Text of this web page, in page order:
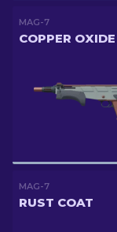
MAG-7
COPPER OXIDE
MAG-7
RUST COAT